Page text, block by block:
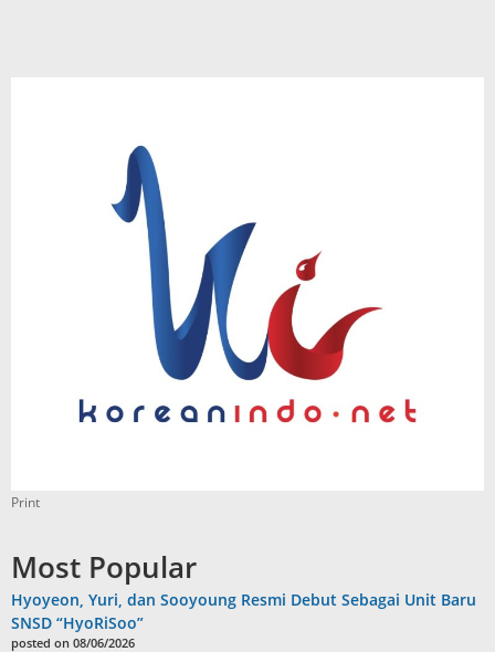
Print
Most Popular
Hyoyeon, Yuri, dan Sooyoung Resmi Debut Sebagai Unit Baru
SNSD “HyoRiSoo”
posted on 08/06/2026